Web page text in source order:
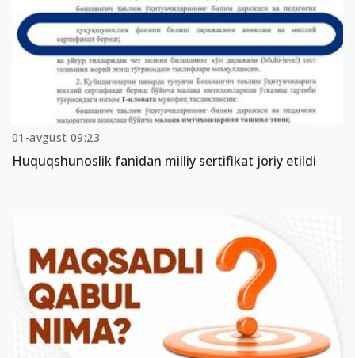
01-avgust 09:23
Huquqshunoslik fanidan milliy sertifikat joriy etildi